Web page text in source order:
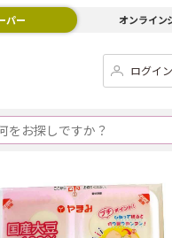
パー オンライン
ログイ